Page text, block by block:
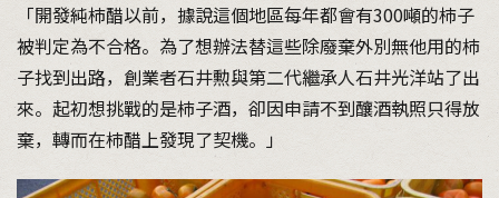
「開發純柿醋以前，據說這個地區每年都會有300噸的柿子
被判定為不合格。為了想辦法替這些除廢棄外別無他用的柿
子找到出路，創業者石井勲與第二代繼承人石井光洋站了出
來。起初想挑戰的是柿子酒，卻因申請不到釀酒執照只得放
棄，轉而在柿醋上發現了契機。」